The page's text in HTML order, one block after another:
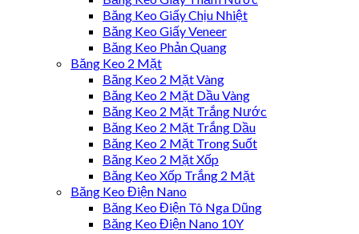
Băng Keo Giấy Chịu Nhiệt
Băng Keo Giấy Veneer
Băng Keo Phản Quang
Băng Keo 2 Mặt
Băng Keo 2 Mặt Vàng
Băng Keo 2 Mặt Dầu Vàng
Băng Keo 2 Mặt Trắng Nước
Băng Keo 2 Mặt Trắng Dầu
Băng Keo 2 Mặt Trong Suốt
Băng Keo 2 Mặt Xốp
Băng Keo Xốp Trắng 2 Mặt
Băng Keo Điện Nano
Băng Keo Điện Tô Nga Dũng
Băng Keo Điện Nano 10Y